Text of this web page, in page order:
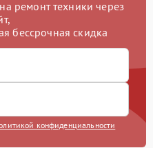
ремонт техники через
бессрочная скидка
конфиденциальности